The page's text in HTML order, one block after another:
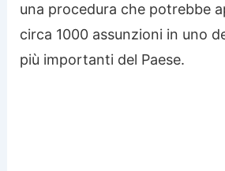
una procedura che potrebbe
circa 1000 assunzioni in uno
più importanti del Paese.